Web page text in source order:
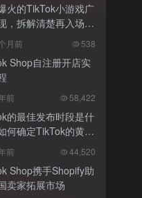
火的TikTok小游戏广
，拆解清楚再入场，
跟风
月前 538
Shop自注册开店实
前 58,422
的最佳发布时段是什
何确定TikTok的黄金
间？
前 44,520
Shop携手Shopify助
卖家拓展市场